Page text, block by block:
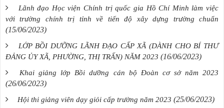
Lãnh đạo Học viện Chính trị quốc gia Hồ Chí Minh làm việc
với trường chính trị tỉnh về tiến độ xây dựng trường chuẩn
(15/06/2023)
LỚP BỒI DƯỠNG LÃNH ĐẠO CẤP XÃ (DÀNH CHO BÍ THƯ
ĐẢNG ỦY XÃ, PHƯỜNG, THỊ TRẤN) NĂM 2023 (16/06/2023)
Khai giảng lớp Bồi dưỡng cán bộ Đoàn cơ sở năm 2023
(26/06/2023)
Hội thi giảng viên dạy giỏi cấp trường năm 2023 (25/06/2023)